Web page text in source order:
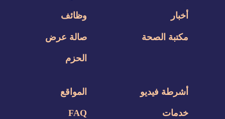
أخبار
مكتبة الصحة
وظائف
صالة عرض
الحزم
أشرطة فيديو
خدمات
المواقع
FAQ